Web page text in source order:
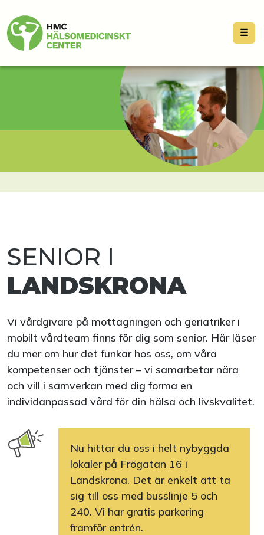
☰
SENIOR I
LANDSKRONA
Vi vårdgivare på mottagningen och geriatriker i
mobilt vårdteam finns för dig som senior. Här läser
du mer om hur det funkar hos oss, om våra
kompetenser och tjänster – vi samarbetar nära
och vill i samverkan med dig forma en
individanpassad vård för din hälsa och livskvalitet.
Nu hittar du oss i helt nybyggda
lokaler på Frögatan 16 i
Landskrona. Det är enkelt att ta
sig till oss med busslinje 5 och
240. Vi har gratis parkering
framför entrén.